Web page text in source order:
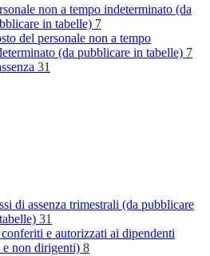
non a tempo indeterminato (da
in tabelle) 7
del personale non a tempo
(da pubblicare in tabelle) 7
31
di assenza trimestrali (da pubblicare
31
e autorizzati ai dipendenti
non dirigenti) 8